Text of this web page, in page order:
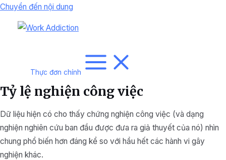
Chuyển đến nội dung
Thực đơn chính
Tỷ lệ nghiện công việc
Dữ liệu hiện có cho thấy chứng nghiện công việc (và dạng
nghiện nghiên cứu ban đầu được đưa ra giả thuyết của nó) nhìn
chung phổ biến hơn đáng kể so với hầu hết các hành vi gây
nghiện khác.